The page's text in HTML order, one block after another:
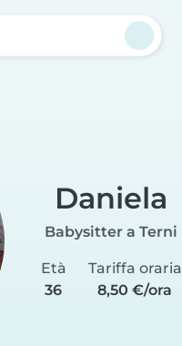
Daniela
Babysitter a Terni
Età
36
Tariffa oraria
8,50 €/ora